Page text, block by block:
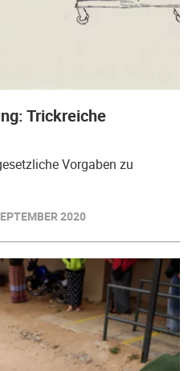
Trickreiche
Vorgaben zu
2020